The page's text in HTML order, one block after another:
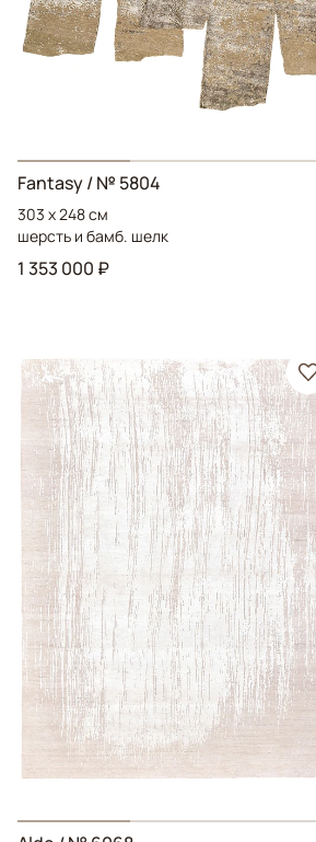
Fantasy/ № 5804
303 x 248 см
шерсть и бамб. шелк
1 353 000 ₽